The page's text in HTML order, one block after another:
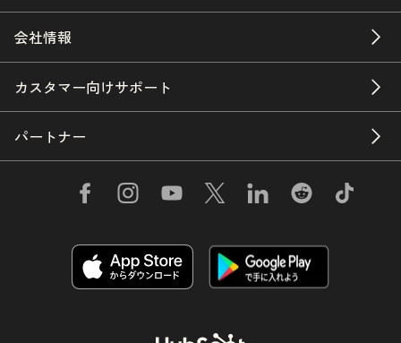
会社情報
カスタマー向けサポート
パートナー